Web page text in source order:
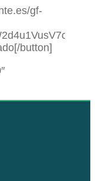
gf-
button]